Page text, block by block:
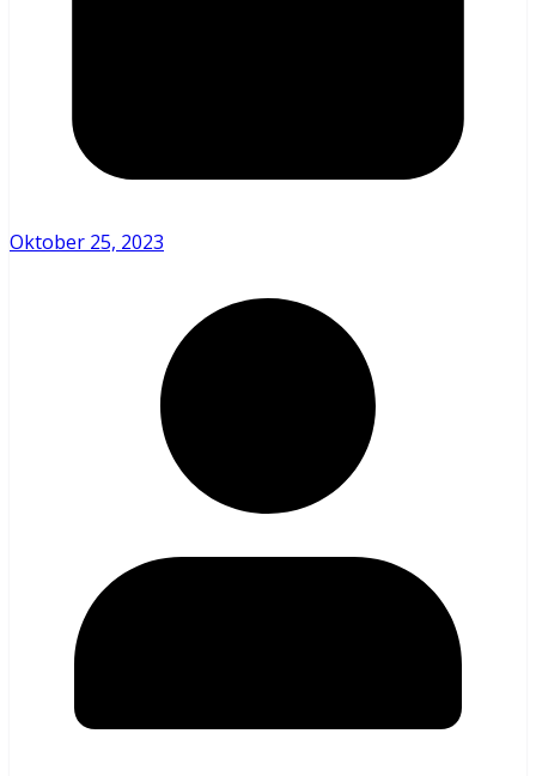
Oktober 25, 2023